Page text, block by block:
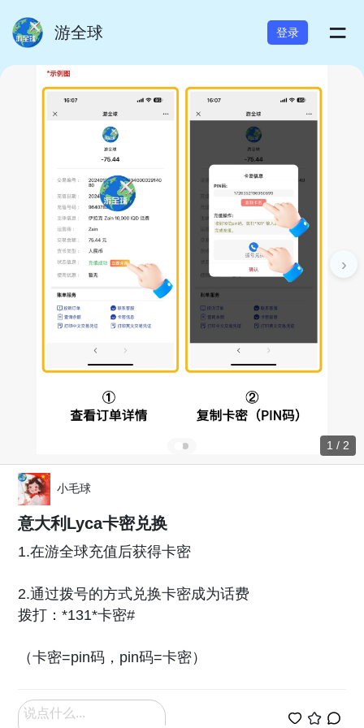
游全球 登录 =
›
1 / 2
小毛球
意大利Lyca卡密兑换
1.在游全球充值后获得卡密
2.通过拨号的方式兑换卡密成为话费
拨打：*131*卡密#
（卡密=pin码，pin码=卡密）